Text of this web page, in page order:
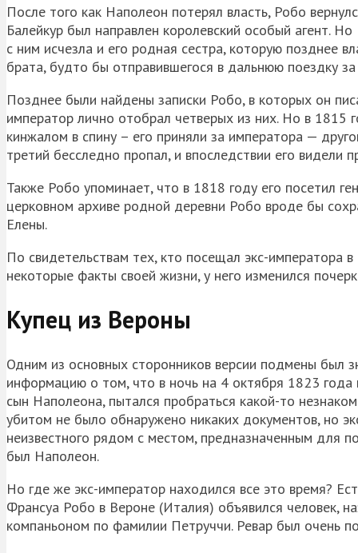
После того как Наполеон потерял власть, Робо
Балейкур был направлен королевский особый агент.
с ним исчезла и его родная сестра, которую позднее
брата, будто бы отправившегося в дальнюю поездку
Позднее были найдены записки Робо, в которых он
император лично отобрал четверых из них. Но в 1815
кинжалом в спину – его приняли за императора —
третий бесследно пропал, и впоследствии его видели
Также Робо упоминает, что в 1818 году его посетил
церковном архиве родной деревни Робо вроде бы
Елены.
По свидетельствам тех, кто посещал экс-императора
некоторые факты своей жизни, у него изменился
Купец из Вероны
Одним из основных сторонников версии подмены был
информацию о том, что в ночь на 4 октября 1823
сын Наполеона, пытался пробраться какой-то
убитом не было обнаружено никаких документов, но
неизвестного рядом с местом, предназначенным для
был Наполеон.
Но где же экс-император находился все это время?
Франсуа Робо в Вероне (Италия) объявился человек,
компаньоном по фамилии Петруччи. Ревар был очень